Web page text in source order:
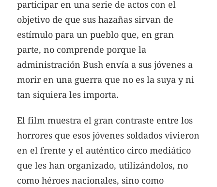
participar en una serie de actos con el
objetivo de que sus hazañas sirvan de
estímulo para un pueblo que, en gran
parte, no comprende porque la
administración Bush envía a sus jóvenes a
morir en una guerra que no es la suya y ni
tan siquiera les importa.
El film muestra el gran contraste entre los
horrores que esos jóvenes soldados vivieron
en el frente y el auténtico circo mediático
que les han organizado, utilizándolos, no
como héroes nacionales, sino como